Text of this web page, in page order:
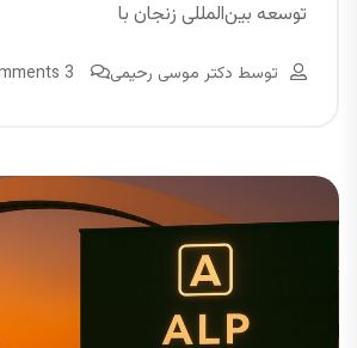
توسعه بین‌المللی زنجان با
توسط دکتر موسی رحیمی 3 Comments